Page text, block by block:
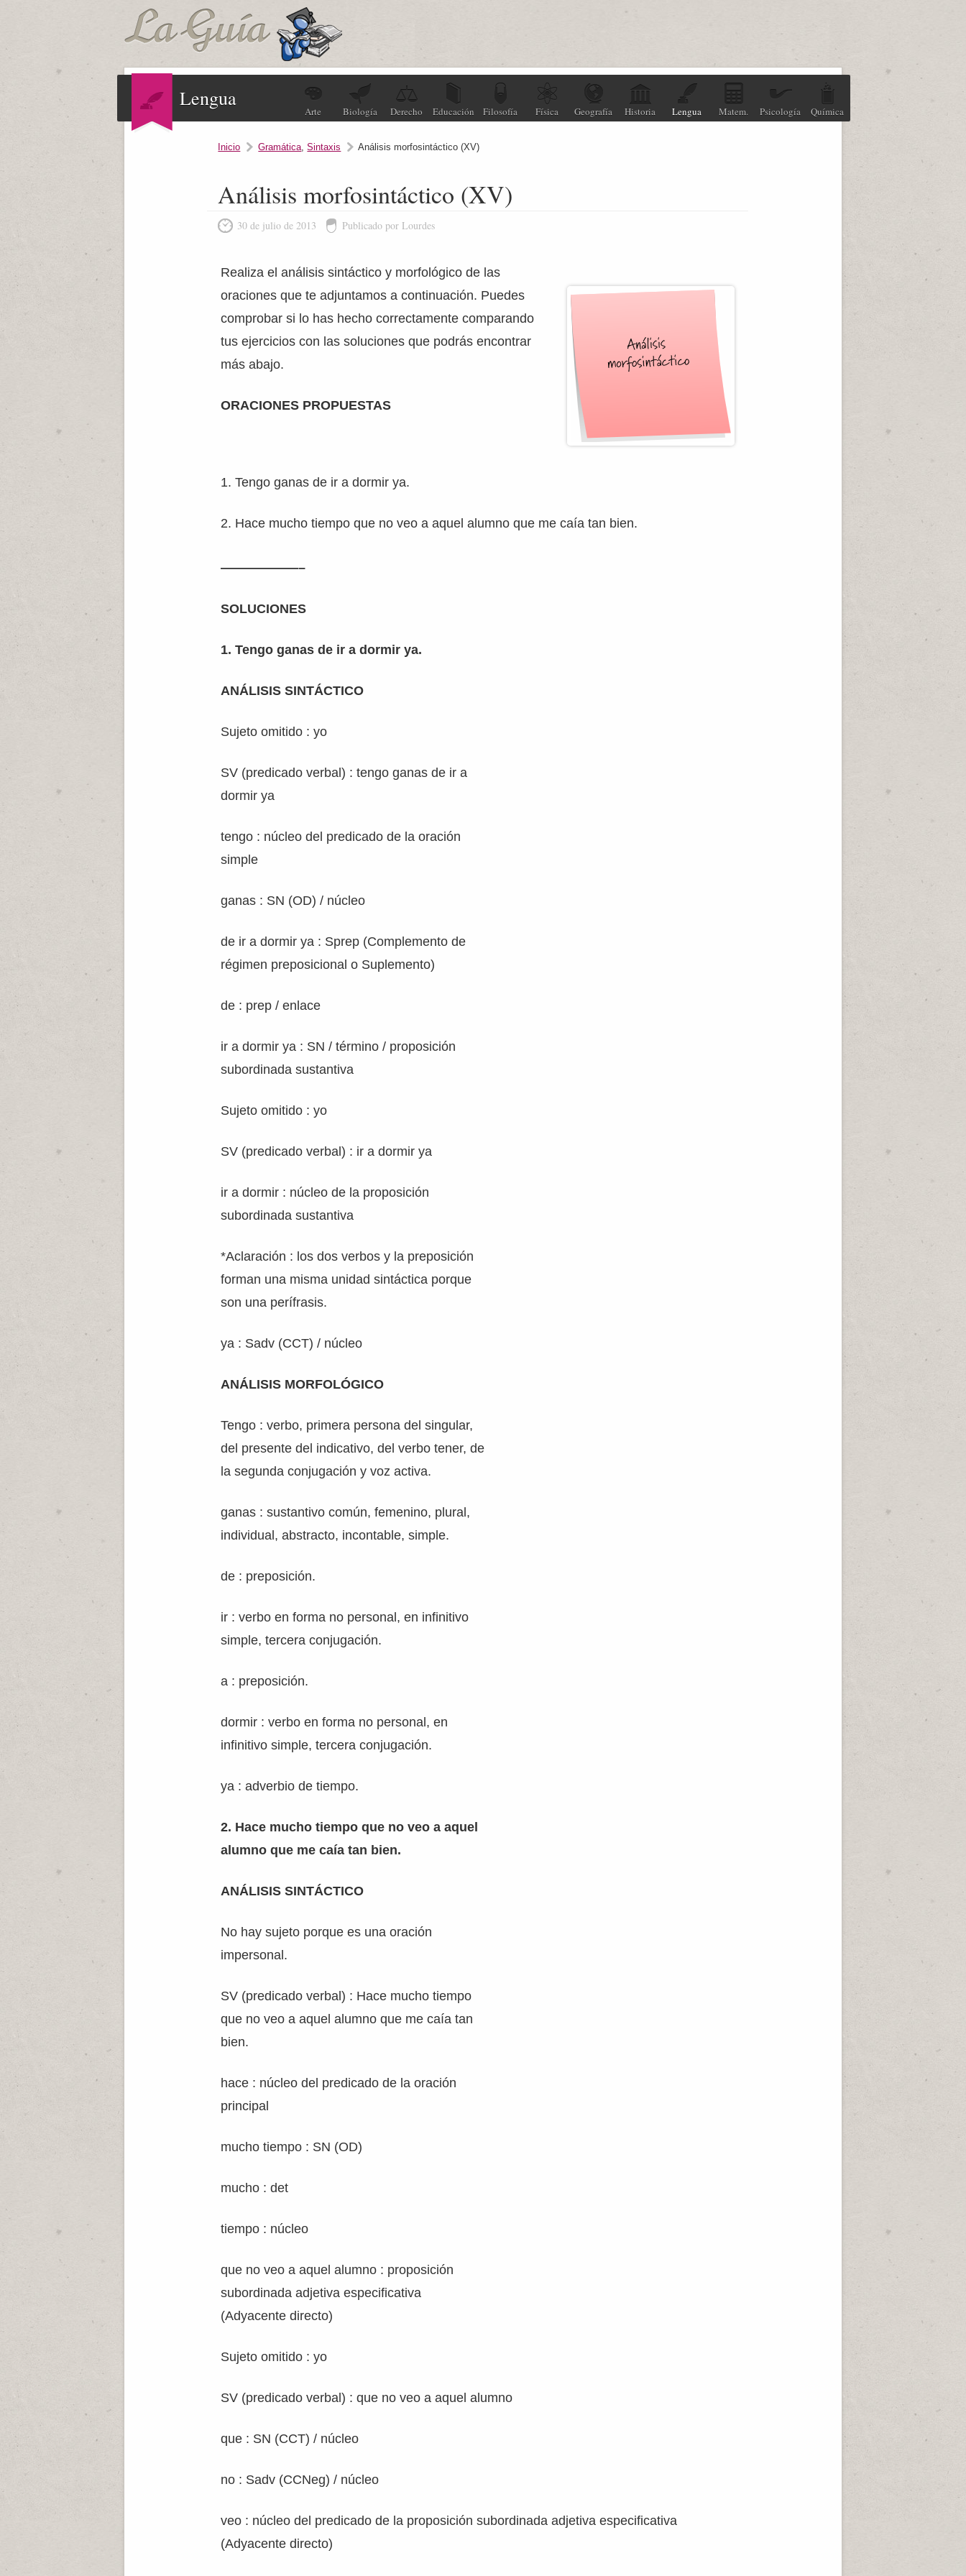
Lengua
Arte Biología Derecho Educación Filosofía Física Geografía Historia Lengua Matem. Psicología Química
Inicio Gramática,Sintaxis Análisis morfosintáctico (XV)
Análisis morfosintáctico (XV)
30 de julio de 2013 Publicado por Lourdes
Realiza el análisis sintáctico y morfológico de las
oraciones que te adjuntamos a continuación. Puedes
comprobar si lo has hecho correctamente comparando
tus ejercicios con las soluciones que podrás encontrar
más abajo.
ORACIONES PROPUESTAS
1. Tengo ganas de ir a dormir ya.
2. Hace mucho tiempo que no veo a aquel alumno que me caía tan bien.
——————–
SOLUCIONES
1. Tengo ganas de ir a dormir ya.
ANÁLISIS SINTÁCTICO
Sujeto omitido : yo
SV (predicado verbal) : tengo ganas de ir a
dormir ya
tengo : núcleo del predicado de la oración
simple
ganas : SN (OD) / núcleo
de ir a dormir ya : Sprep (Complemento de
régimen preposicional o Suplemento)
de : prep / enlace
ir a dormir ya : SN / término / proposición
subordinada sustantiva
Sujeto omitido : yo
SV (predicado verbal) : ir a dormir ya
ir a dormir : núcleo de la proposición
subordinada sustantiva
*Aclaración : los dos verbos y la preposición
forman una misma unidad sintáctica porque
son una perífrasis.
ya : Sadv (CCT) / núcleo
ANÁLISIS MORFOLÓGICO
Tengo : verbo, primera persona del singular,
del presente del indicativo, del verbo tener, de
la segunda conjugación y voz activa.
ganas : sustantivo común, femenino, plural,
individual, abstracto, incontable, simple.
de : preposición.
ir : verbo en forma no personal, en infinitivo
simple, tercera conjugación.
a : preposición.
dormir : verbo en forma no personal, en
infinitivo simple, tercera conjugación.
ya : adverbio de tiempo.
2. Hace mucho tiempo que no veo a aquel
alumno que me caía tan bien.
ANÁLISIS SINTÁCTICO
No hay sujeto porque es una oración
impersonal.
SV (predicado verbal) : Hace mucho tiempo
que no veo a aquel alumno que me caía tan
bien.
hace : núcleo del predicado de la oración
principal
mucho tiempo : SN (OD)
mucho : det
tiempo : núcleo
que no veo a aquel alumno : proposición
subordinada adjetiva especificativa
(Adyacente directo)
Sujeto omitido : yo
SV (predicado verbal) : que no veo a aquel alumno
que : SN (CCT) / núcleo
no : Sadv (CCNeg) / núcleo
veo : núcleo del predicado de la proposición subordinada adjetiva especificativa
(Adyacente directo)